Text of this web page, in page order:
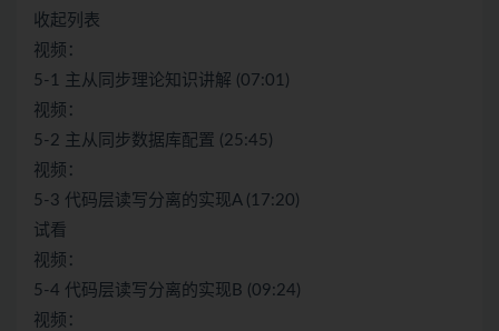
收起列表
视频：
5-1 主从同步理论知识讲解 (07:01)
视频：
5-2 主从同步数据库配置 (25:45)
视频：
5-3 代码层读写分离的实现A (17:20)
试看
视频：
5-4 代码层读写分离的实现B (09:24)
视频：